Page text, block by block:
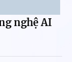
nghệ AI